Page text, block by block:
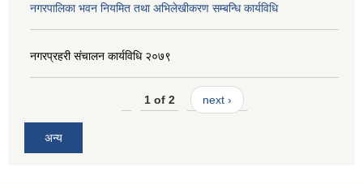
नगरपालिका भवन नियमित तथा अभिलेखीकरण सम्बन्धि कार्यविधि
नगरप्रहरी संचालन कार्यविधि २०७९
1 of 2 next ›
अन्य